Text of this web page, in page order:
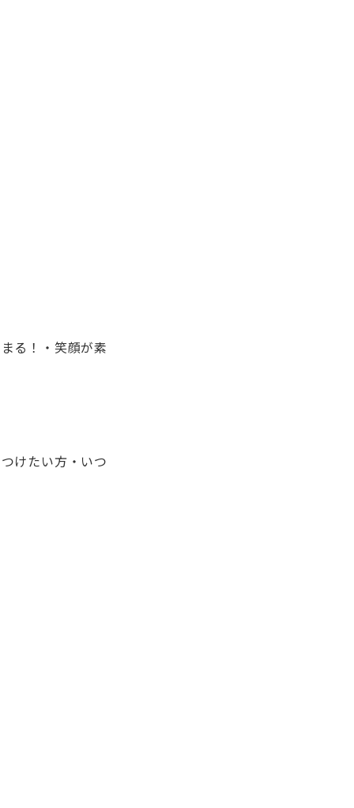
る！・笑顔が素
けたい方・いつ